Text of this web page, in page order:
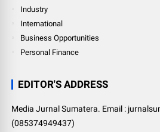
Industry
International
Business Opportunities
Personal Finance
EDITOR'S ADDRESS
Media Jurnal Sumatera. Email :
(085374949437)